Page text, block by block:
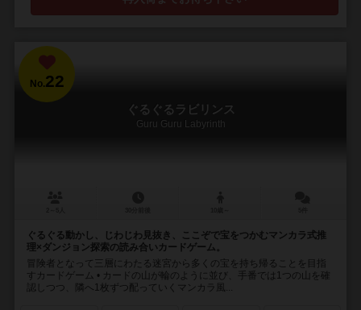
No.22
ぐるぐるラビリンス
Guru Guru Labyrinth
ぐるぐる動かし、じわじわ見抜き、ここぞで宝をつかむマンカラ式推
理×ダンジョン探索の読み合いカードゲーム。
冒険者となって三層にわたる迷宮から多くの宝を持ち帰ることを目指
すカードゲーム • カードの山が輪のように並び、手番では1つの山を確
認しつつ、隣へ1枚ずつ配っていくマンカラ風...